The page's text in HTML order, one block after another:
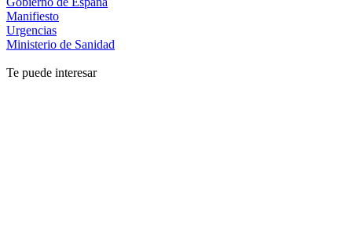
Manifiesto
Urgencias
Ministerio de Sanidad
Te puede interesar